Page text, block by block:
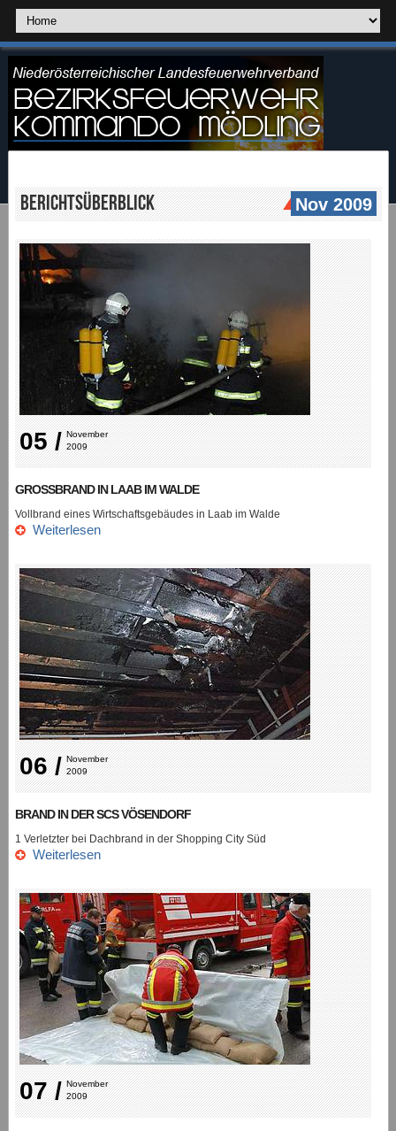
Berichtsüberblick Nov 2009
05 / November
2009
GROSSBRAND IN LAAB IM WALDE
Vollbrand eines Wirtschaftsgebäudes in Laab im Walde
Weiterlesen
06 / November
2009
BRAND IN DER SCS VÖSENDORF
1 Verletzter bei Dachbrand in der Shopping City Süd
Weiterlesen
07 / November
2009